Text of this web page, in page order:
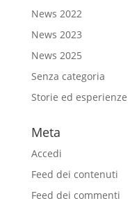
News 2022
News 2023
News 2025
Senza categoria
Storie ed esperienze
Meta
Accedi
Feed dei contenuti
Feed dei commenti